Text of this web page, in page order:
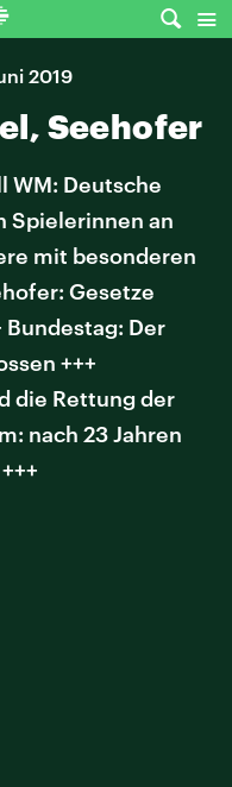
2019
Seehofer
WM: Deutsche
Spielerinnen an
mit besonderen
Gesetze
Der
+++
die Rettung der
nach 23 Jahren